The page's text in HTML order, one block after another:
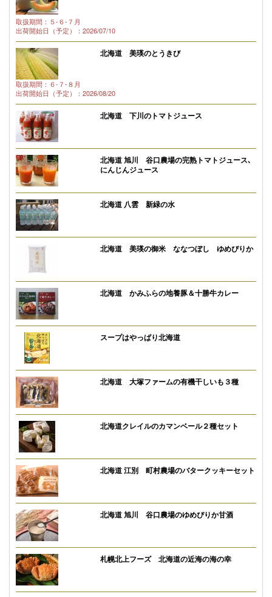
取扱期間：５-６-７月
出荷開始日（予定）：2026/07/10
北海道 美瑛のとうきび
取扱期間：６-７-８月
出荷開始日（予定）：2026/08/20
北海道 下川のトマトジュース
北海道 旭川 谷口農場の完熟トマトジュース､
にんじんジュース
北海道 八雲 新緑の水
北海道 美瑛の御米 ななつぼし ゆめぴりか
北海道 かみふらの地養豚＆十勝牛カレー
スープはやっぱり北海道
北海道 大塚ファームの有機干しいも３種
北海道クレイルのカマンベール２種セット
北海道 江別 町村農場のバタークッキーセット
北海道 旭川 谷口農場のゆめぴりか甘酒
札幌北上フーズ 北海道の近海の海の幸